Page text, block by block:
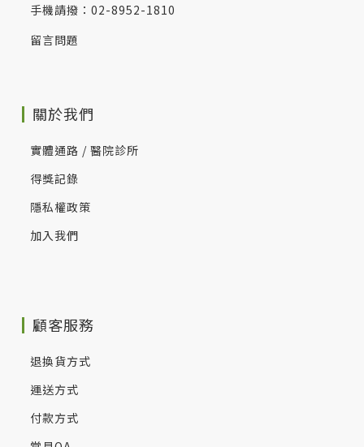
手機請撥：02-8952-1810
留言問題
關於我們
實體通路 / 醫院診所
得獎記錄
隱私權政策
加入我們
顧客服務
退換貨方式
運送方式
付款方式